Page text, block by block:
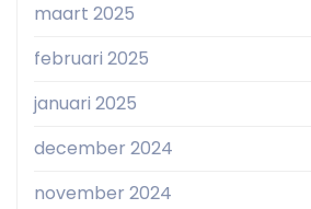
maart 2025
februari 2025
januari 2025
december 2024
november 2024